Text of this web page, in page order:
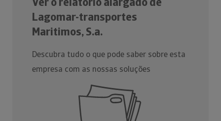
Lagomar-transportes
Maritimos, S.a.
Descubra tudo o que pode saber sobre esta
empresa com as nossas soluções